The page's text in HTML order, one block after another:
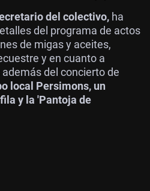
del colectivo, ha
del programa de actos
de migas y aceites,
y en cuanto a
del concierto de
local Persimons, un
y la 'Pantoja de